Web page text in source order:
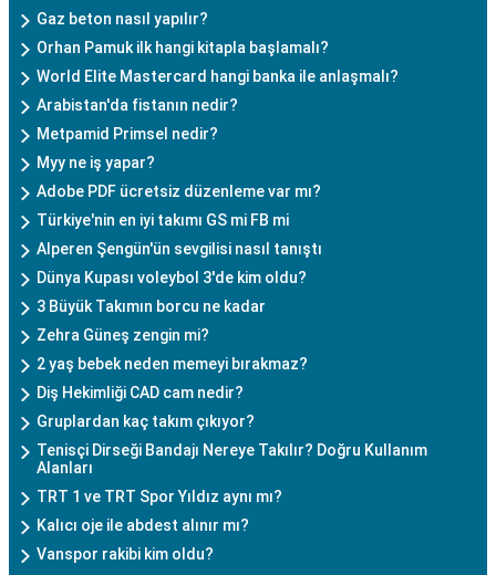
Gaz beton nasıl yapılır?
Orhan Pamuk ilk hangi kitapla başlamalı?
World Elite Mastercard hangi banka ile anlaşmalı?
Arabistan'da fistanın nedir?
Metpamid Primsel nedir?
Myy ne iş yapar?
Adobe PDF ücretsiz düzenleme var mı?
Türkiye'nin en iyi takımı GS mi FB mi
Alperen Şengün'ün sevgilisi nasıl tanıştı
Dünya Kupası voleybol 3'de kim oldu?
3 Büyük Takımın borcu ne kadar
Zehra Güneş zengin mi?
2 yaş bebek neden memeyi bırakmaz?
Diş Hekimliği CAD cam nedir?
Gruplardan kaç takım çıkıyor?
Tenisçi Dirseği Bandajı Nereye Takılır? Doğru Kullanım
Alanları
TRT 1 ve TRT Spor Yıldız aynı mı?
Kalıcı oje ile abdest alınır mı?
Vanspor rakibi kim oldu?